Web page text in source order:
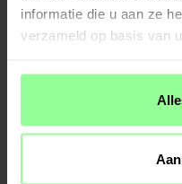
informatie die u aan ze
verzameld op basis van
je ze altijd bij je hebt.
voorkomen dat er krassen op het
Het hoesje beschermt de